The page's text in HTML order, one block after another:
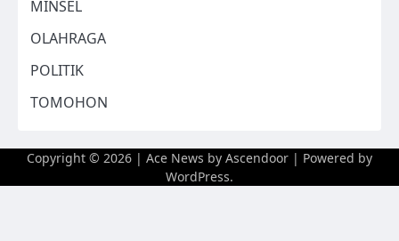
MINSEL
OLAHRAGA
POLITIK
TOMOHON
Copyright © 2026 | Ace News by Ascendoor | Powered by
WordPress.